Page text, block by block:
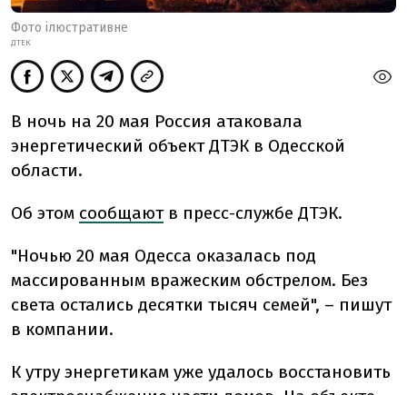
Фото ілюстративне
ДТЕК
В ночь на 20 мая Россия атаковала
энергетический объект ДТЭК в Одесской
области.
Об этом сообщают в пресс-службе ДТЭК.
"Ночью 20 мая Одесса оказалась под
массированным вражеским обстрелом. Без
света остались десятки тысяч семей", – пишут
в компании.
К утру энергетикам уже удалось восстановить